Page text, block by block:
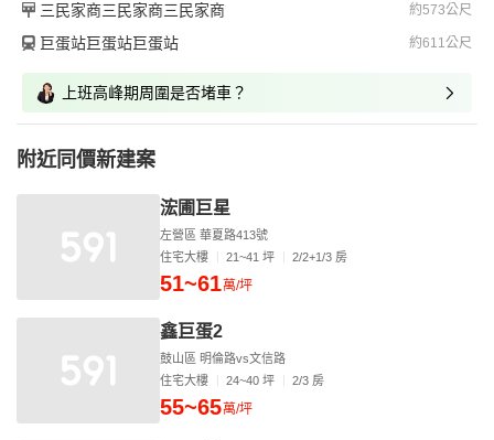
三民家商三民家商三民家商 約573公尺
巨蛋站巨蛋站巨蛋站 約611公尺
上班高峰期周圍是否堵車？
附近同價新建案
浤圃巨星
左營區 華夏路413號
住宅大樓
21~41 坪 2/2+1/3 房
51~61萬/坪
鑫巨蛋2
鼓山區 明倫路vs文信路
住宅大樓
24~40 坪 2/3 房
55~65萬/坪